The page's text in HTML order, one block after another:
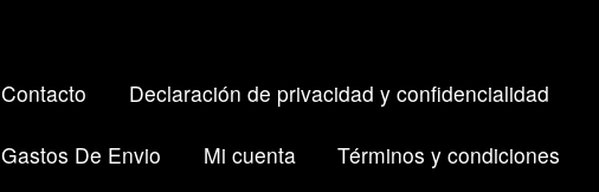
Contacto Declaración de privacidad y confidencialidad
Gastos De Envio Mi cuenta Términos y condiciones